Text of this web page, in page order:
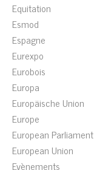
Equitation
Esmod
Espagne
Eurexpo
Eurobois
Europa
Europäische Union
Europe
European Parliament
European Union
Evènements